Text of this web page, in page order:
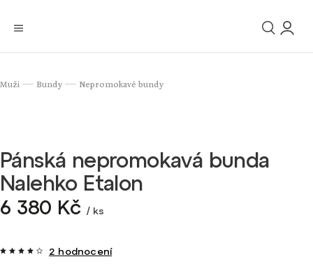
Muži / Bundy / Nepromokavé bundy
Pánská nepromokavá bunda
Nalehko Etalon
6 380 Kč / ks
2 hodnocení